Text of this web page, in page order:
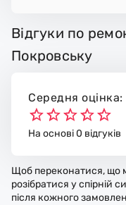
Відгуки по
Покровську
Середня оцінка:
На основі 0 відгуків
Щоб переконатися, що
розібратися у спірній
після кожного